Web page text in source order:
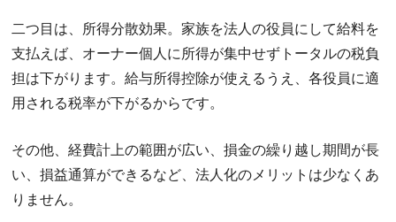
二つ目は、所得分散効果。家族を法人の役員にして給料を
支払えば、オーナー個人に所得が集中せずトータルの税負
担は下がります。給与所得控除が使えるうえ、各役員に適
用される税率が下がるからです。
その他、経費計上の範囲が広い、損金の繰り越し期間が長
い、損益通算ができるなど、法人化のメリットは少なくあ
りません。